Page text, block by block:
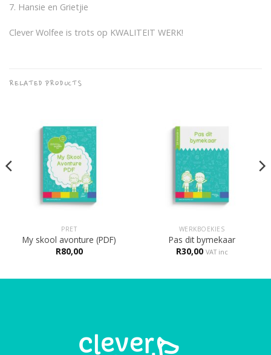
7. Hansie en Grietjie
Clever Wolfee is trots op KWALITEIT WERK!
RELATED PRODUCTS
PRET
My skool avonture (PDF)
R80,00
WERKBOEKIES
Pas dit bymekaar
R30,00 VAT inc